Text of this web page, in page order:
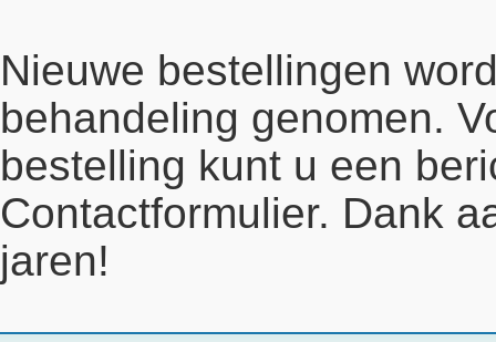
Nieuwe bestellingen
behandeling genomen.
bestelling kunt u een
Contactformulier. Dank
jaren!